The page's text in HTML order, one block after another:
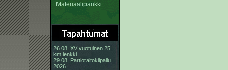
Materiaalipankki
26.08. XV vuotuinen 25
km lenkki
29.08. Partiotaitokilpailu
2026